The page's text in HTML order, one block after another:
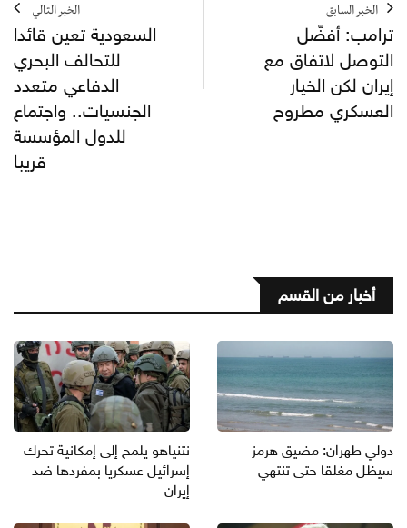
الخبر السابق
ترامب: أفضّل
التوصل لاتفاق مع
إيران لكن الخيار
العسكري مطروح
الخبر التالي
السعودية تعين قائدا
للتحالف البحري
الدفاعي متعدد
الجنسيات.. واجتماع
للدول المؤسسة
قريبا
أخبار من القسم
دولي طهران: مضيق هرمز
سيظل مغلقا حتى تنتهي
نتنياهو يلمح إلى إمكانية تحرك
إسرائيل عسكريا بمفردها ضد
إيران